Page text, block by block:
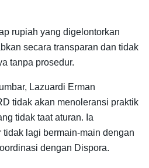
rupiah yang digelontorkan
secara transparan dan tidak
tanpa prosedur.
Lazuardi Erman
tidak akan menoleransi praktik
tidak taat aturan. Ia
lagi bermain-main dengan
dengan Dispora.